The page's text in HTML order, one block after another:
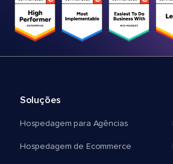
Soluções
Hospedagem para Agências
Hospedagem de Ecommerce